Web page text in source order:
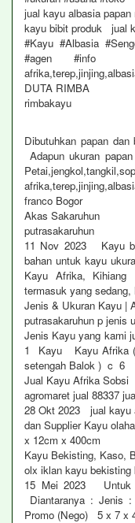
jual kayu albasia
kayu bibit produk jual
#Kayu #Albasia
#agen #info
DUTA RIMBA
rimbakayu
Dibutuhkan papan
Adapun ukuran
franco Bogor
Akas Sakaruhun
putrasakaruhun
11 Nov 2023 Kayu
bahan untuk kayu
Kayu Afrika,
termasuk yang
Jenis & Ukuran Kayu |
putrasakaruhun p jenis
Jenis Kayu yang kami
1 Kayu Kayu Afrika
setengah Balok ) c 6
Jual Kayu Afrika
agromaret jual 88337
28 Okt 2023 jual kayu
dan Supplier Kayu
x 12cm x 400cm
Kayu Bekisting,
olx iklan kayu
15 Mei 2023 Untuk
Diantaranya : Jenis
Promo (Nego) 5 x 7 x